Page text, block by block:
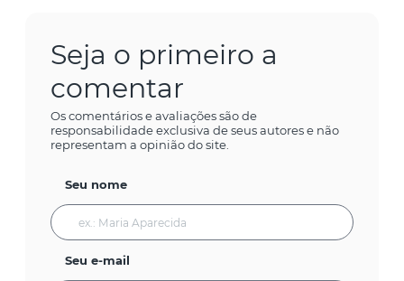
Seja o primeiro a
comentar
Os comentários e avaliações são de
responsabilidade exclusiva de seus autores e não
representam a opinião do site.
Seu nome
Seu e-mail